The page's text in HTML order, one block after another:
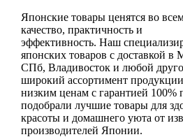
Японские товары ценятся во
качество, практичность и
эффективность. Наш
японских товаров с доставкой в
СПб, Владивосток и любой
широкий ассортимент
низким ценам с гарантией
подобрали лучшие товары для
красоты и домашнего уюта от
производителей Японии.